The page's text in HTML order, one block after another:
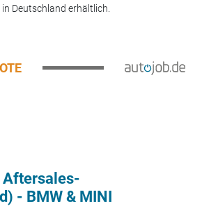
Deutschland erhältlich.
Aftersales-
- BMW & MINI